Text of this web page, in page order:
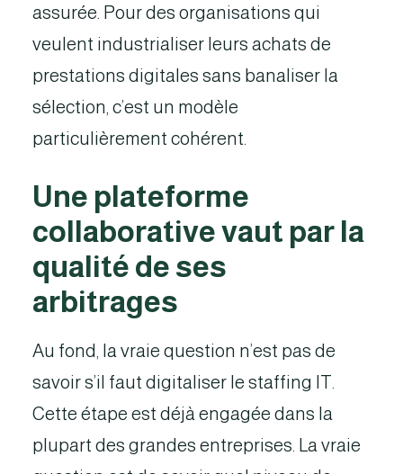
assurée. Pour des organisations qui
veulent industrialiser leurs achats de
prestations digitales sans banaliser la
sélection, c’est un modèle
particulièrement cohérent.
Une plateforme
collaborative vaut par la
qualité de ses
arbitrages
Au fond, la vraie question n’est pas de
savoir s’il faut digitaliser le staffing IT.
Cette étape est déjà engagée dans la
plupart des grandes entreprises. La vraie